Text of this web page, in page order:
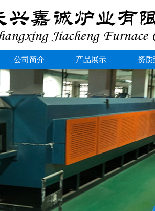
公司简介 产品展示 资质